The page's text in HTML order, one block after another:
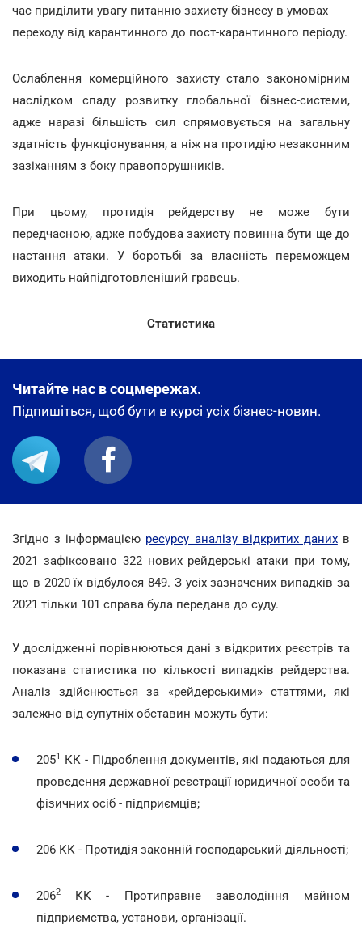
час приділити увагу питанню захисту бізнесу в умовах
переходу від карантинного до пост-карантинного періоду.
Ослаблення комерційного захисту стало закономірним
наслідком спаду розвитку глобальної бізнес-системи,
адже наразі більшість сил спрямовується на загальну
здатність функціонування, а ніж на протидію незаконним
зазіханням з боку правопорушників.
При цьому, протидія рейдерству не може бути
передчасною, адже побудова захисту повинна бути ще до
настання атаки. У боротьбі за власність переможцем
виходить найпідготовленіший гравець.
Статистика
Читайте нас в соцмережах.
Підпишіться, щоб бути в курсі усіх бізнес-новин.
Згідно з інформацією ресурсу аналізу відкритих данихв
2021 зафіксовано 322 нових рейдерські атаки при тому,
що в 2020 їх відбулося 849. З усіх зазначених випадків за
2021 тільки 101 справа була передана до суду.
У дослідженні порівнюються дані з відкритих реєстрів та
показана статистика по кількості випадків рейдерства.
Аналіз здійснюється за «рейдерськими» статтями, які
залежно від супутніх обставин можуть бути:
2051
КК - Підроблення документів, які подаються для
проведення державної реєстрації юридичної особи та
фізичних осіб - підприємців;
206 КК - Протидія законній господарський діяльності;
2062
КК - Протиправне заволодіння майном
підприємства, установи, організації.